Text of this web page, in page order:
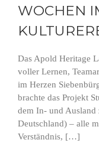
WOCHEN
Das Apold Heritage
voller Lernen,
im Herzen
brachte das Projekt
dem In- und Ausland
Deutschland) – alle
Verständnis, […]